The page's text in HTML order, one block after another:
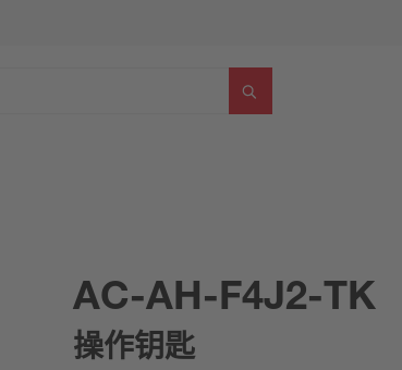
AC-AH-F4J2-TK
操作钥匙